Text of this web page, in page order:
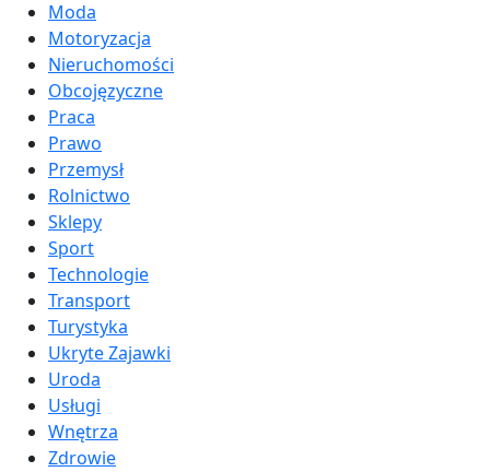
Moda
Motoryzacja
Nieruchomości
Obcojęzyczne
Praca
Prawo
Przemysł
Rolnictwo
Sklepy
Sport
Technologie
Transport
Turystyka
Ukryte Zajawki
Uroda
Usługi
Wnętrza
Zdrowie